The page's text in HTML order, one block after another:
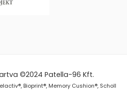
©2024Patella-96 Kft.
Bioprint®, Memory Cushion®, Scholl